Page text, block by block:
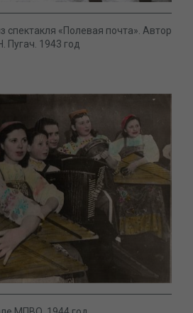
спектакля «Полевая почта». Автор
Пугач. 1943 год